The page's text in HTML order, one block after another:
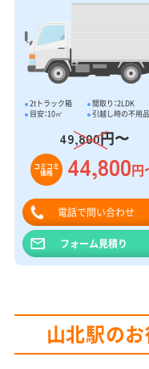
2tトラック箱
間取り：2LDK
目安：10㎥
引越し時の不用品
49,800円〜
コミコミ
価格 44,800円
電話で問い合わせ
フォーム見積り
山北駅の